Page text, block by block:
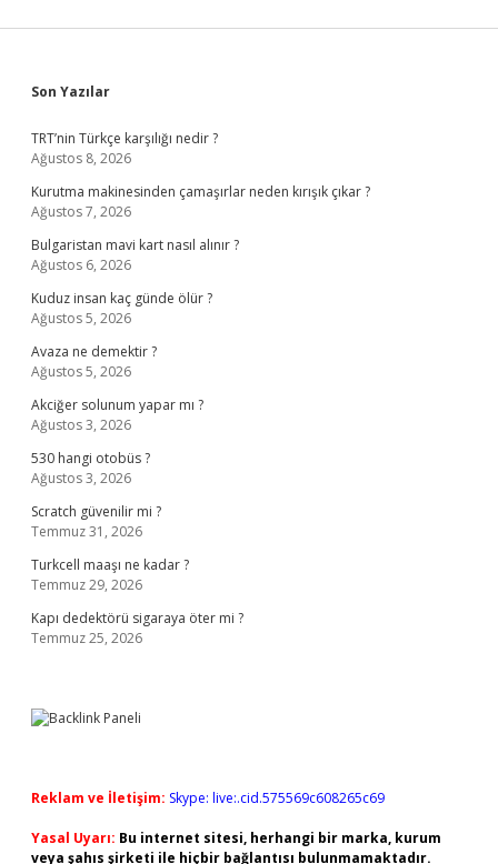
Sidebar
Son Yazılar
TRT’nin Türkçe karşılığı nedir ?
Ağustos 8, 2026
Kurutma makinesinden çamaşırlar neden kırışık çıkar ?
Ağustos 7, 2026
Bulgaristan mavi kart nasıl alınır ?
Ağustos 6, 2026
Kuduz insan kaç günde ölür ?
Ağustos 5, 2026
Avaza ne demektir ?
Ağustos 5, 2026
Akciğer solunum yapar mı ?
Ağustos 3, 2026
530 hangi otobüs ?
Ağustos 3, 2026
Scratch güvenilir mi ?
Temmuz 31, 2026
Turkcell maaşı ne kadar ?
Temmuz 29, 2026
Kapı dedektörü sigaraya öter mi ?
Temmuz 25, 2026
Reklam ve İletişim: Skype: live:.cid.575569c608265c69
Yasal Uyarı: Bu internet sitesi, herhangi bir marka, kurum
veya şahıs şirketi ile hiçbir bağlantısı bulunmamaktadır.